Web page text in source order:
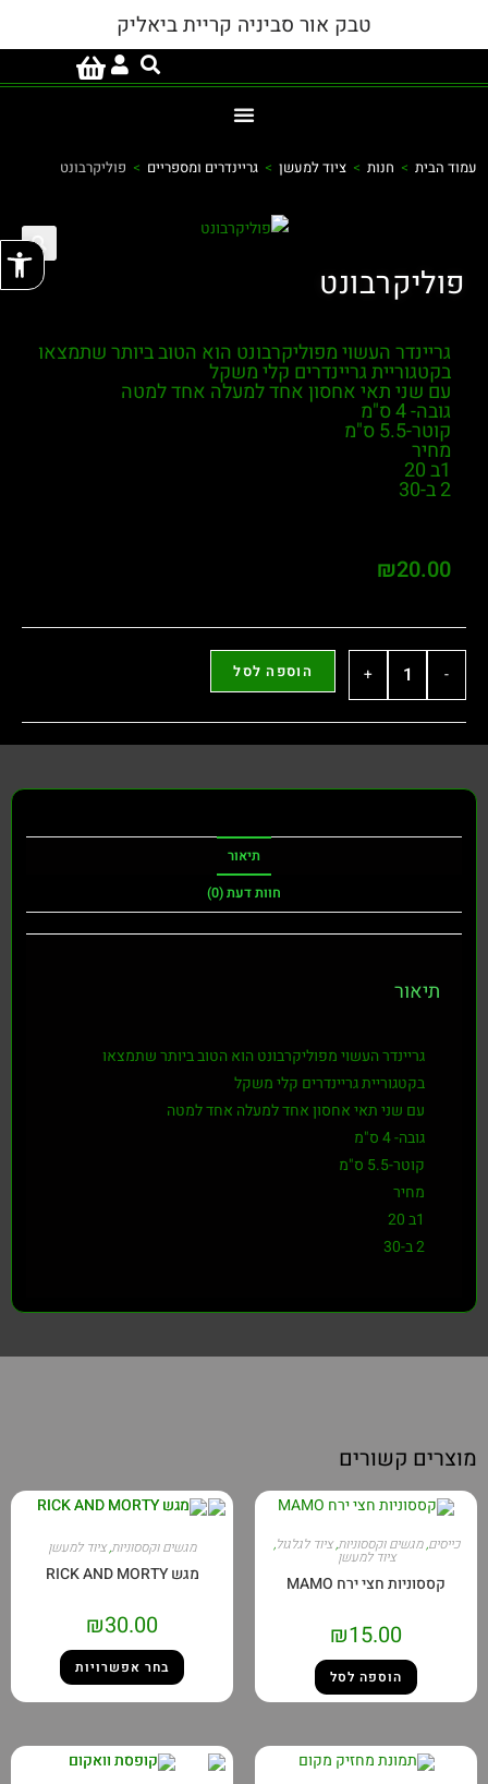
טבק אור סביניה קריית ביאליק
עמוד הבית > חנות > ציוד למעשן > גריינדרים ומספריים > פוליקרבונט
פוליקרבונט
גריינדר העשוי מפוליקרבונט הוא הטוב ביותר שתמצאו
בקטגוריית גריינדרים קלי משקל
עם שני תאי אחסון אחד למעלה אחד למטה
גובה- 4 ס"מ
קוטר-5.5 ס"מ
מחיר
1ב 20
2 ב-30
₪20.00
-
+ הוספה לסל
תיאור
חוות דעת (0)
תיאור
גריינדר העשוי מפוליקרבונט הוא הטוב ביותר שתמצאו
בקטגוריית גריינדרים קלי משקל
עם שני תאי אחסון אחד למעלה אחד למטה
גובה- 4 ס"מ
קוטר-5.5 ס"מ
מחיר
1ב 20
2 ב-30
מוצרים קשורים
כייסים,מגשים וקססוניות,ציוד לגלגול,
ציוד למעשן
קססוניות חצי ירח MAMO
₪15.00
הוספה לסל
מגשים וקססוניות,ציוד למעשן
מגש RICK AND MORTY
₪30.00
בחר אפשרויות